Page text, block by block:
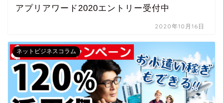
アプリアワード2020エントリー受付中
2020年10月16日
ネットビジネスコラム